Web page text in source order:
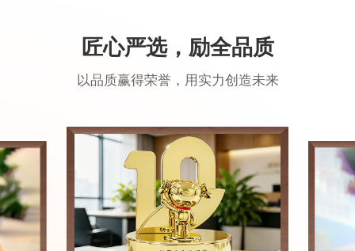
匠心严选，励全品质
以品质赢得荣誉，用实力创造未来